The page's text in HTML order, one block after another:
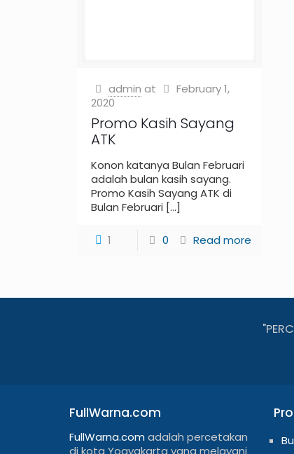
admin at
February 1,
2020
Promo Kasih Sayang
ATK
Konon katanya Bulan Februari
adalah bulan kasih sayang.
Promo Kasih Sayang ATK di
Bulan Februari […]
1 0 Read more
FullWarna.com
FullWarna.com adalah percetakan
di kota Yogyakarta yang melayani